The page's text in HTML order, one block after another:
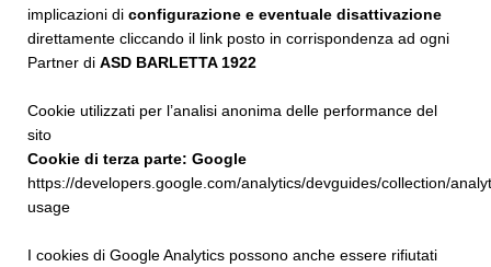
implicazioni di configurazione e eventuale disattivazione
direttamente cliccando il link posto in corrispondenza ad ogni
Partner di ASD BARLETTA 1922
Cookie utilizzati per l’analisi anonima delle performance del
sito
Cookie di terza parte: Google
https://developers.google.com/analytics/devguides/collection/
usage
I cookies di Google Analytics possono anche essere rifiutati